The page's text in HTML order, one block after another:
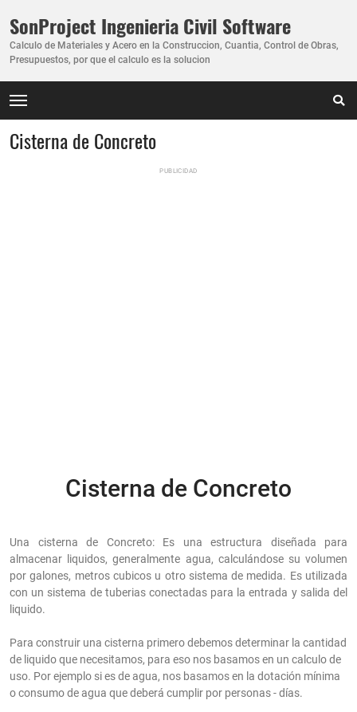
SonProject Ingenieria Civil Software
Calculo de Materiales y Acero en la Construccion, Cuantia, Control de Obras,
Presupuestos, por que el calculo es la solucion
Cisterna de Concreto
Cisterna de Concreto
Una cisterna de Concreto: Es una estructura diseñada para
almacenar liquidos, generalmente agua, calculándose su volumen
por galones, metros cubicos u otro sistema de medida. Es utilizada
con un sistema de tuberias conectadas para la entrada y salida del
liquido.
Para construir una cisterna primero debemos determinar la cantidad
de liquido que necesitamos, para eso nos basamos en un calculo de
uso. Por ejemplo si es de agua, nos basamos en la dotación mínima
o consumo de agua que deberá cumplir por personas - días.